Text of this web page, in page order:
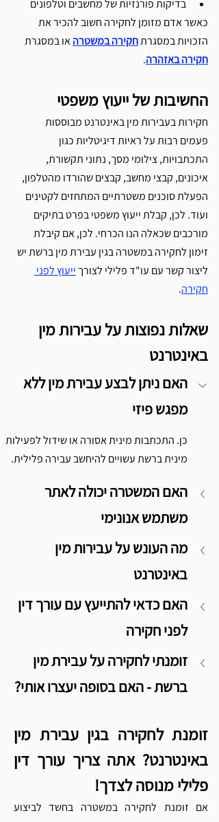
בדיקות פורנזיות של מחשבים וטלפונים
כאשר אדם מזומן לחקירה חשוב להכיר את
הזכויות במסגרת חקירה במשטרה או במסגרת
חקירה באזהרה.
החשיבות של ייעוץ משפטי
חקירות בעבירות מין באינטרנט מבוססות
פעמים רבות על ראיות דיגיטליות כגון
התכתבויות, צילומי מסך, נתוני תקשורת,
איכונים, קבצי מחשב, קבצים שהורדו מהטלפון,
הפעלת סוכנים משטרתיים המתחזים לקטינים
ועוד. לכן, קבלת ייעוץ משפטי בפרט בתיקים
מורכבים שכאלה הנו הכרחי. לכן, אם קיבלת
זימון לחקירה במשטרה בגין עבירת מין ברשת יש
ליצור קשר עם עו"ד פלילי לצורך ייעוץ לפני
חקירה.
שאלות נפוצות על עבירות מין
באינטרנט
האם ניתן לבצע עבירת מין ללא
מפגש פיזי
כן. התכתבות מינית אסורה או שידול לפעילות
מינית ברשת עשויים להיחשב עבירה פלילית.
האם המשטרה יכולה לאתר
משתמש אנונימי
מה העונש על עבירות מין
באינטרנט
האם כדאי להתייעץ עם עורך דין
לפני חקירה
זומנתי לחקירה על עבירת מין
ברשת - האם בסופה יעצרו אותי?
פלילי מנוסה לצדך!